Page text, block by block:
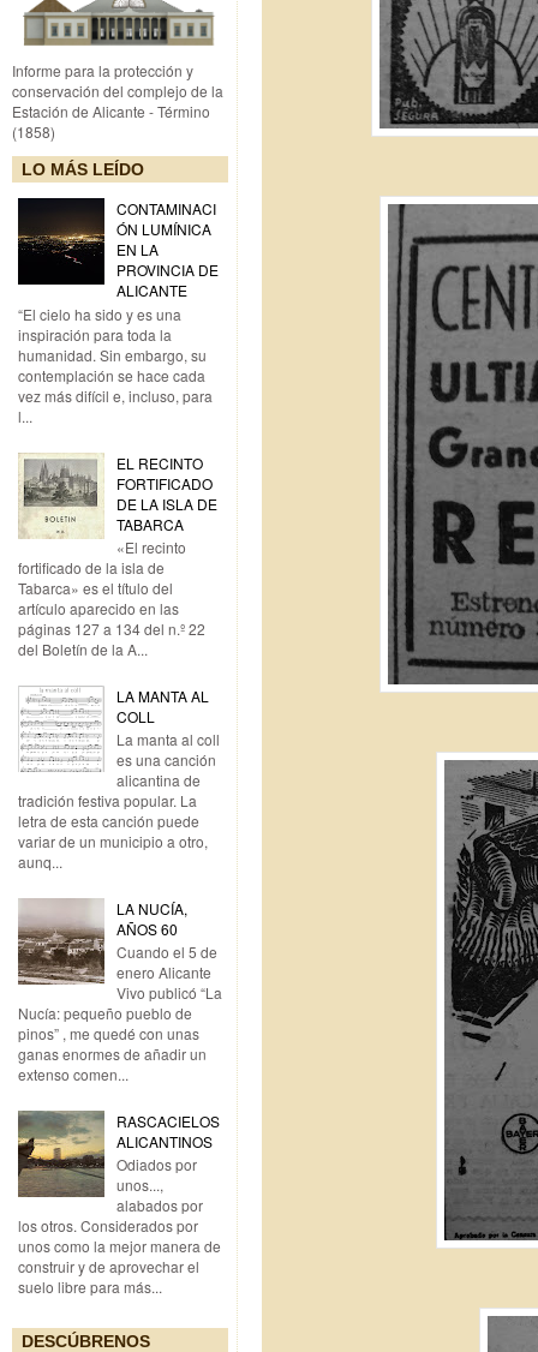
Informe para la protección y
conservación del complejo de la
Estación de Alicante - Término
(1858)
LO MÁS LEÍDO
CONTAMINACI
ÓN LUMÍNICA
EN LA
PROVINCIA DE
ALICANTE
“El cielo ha sido y es una
inspiración para toda la
humanidad. Sin embargo, su
contemplación se hace cada
vez más difícil e, incluso, para
l...
EL RECINTO
FORTIFICADO
DE LA ISLA DE
TABARCA
«El recinto
fortificado de la isla de
Tabarca» es el título del
artículo aparecido en las
páginas 127 a 134 del n.º 22
del Boletín de la A...
LA MANTA AL
COLL
La manta al coll
es una canción
alicantina de
tradición festiva popular. La
letra de esta canción puede
variar de un municipio a otro,
aunq...
LA NUCÍA,
AÑOS 60
Cuando el 5 de
enero Alicante
Vivo publicó “La
Nucía: pequeño pueblo de
pinos” , me quedé con unas
ganas enormes de añadir un
extenso comen...
RASCACIELOS
ALICANTINOS
Odiados por
unos...,
alabados por
los otros. Considerados por
unos como la mejor manera de
construir y de aprovechar el
suelo libre para más...
DESCÚBRENOS